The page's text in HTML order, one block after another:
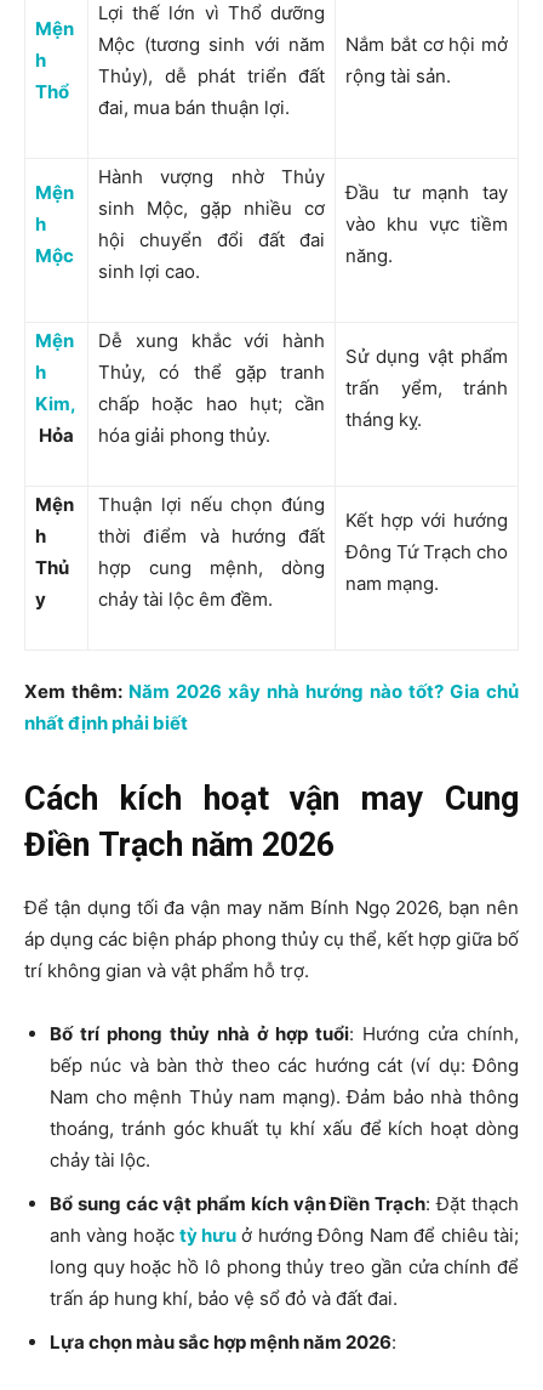
Mện
h
Thổ
Lợi thế lớn vì Thổ dưỡng
Mộc (tương sinh với năm
Thủy), dễ phát triển đất
đai, mua bán thuận lợi.
Nắm bắt cơ hội mở
rộng tài sản.
Mện
h
Mộc
Hành vượng nhờ Thủy
sinh Mộc, gặp nhiều cơ
hội chuyển đổi đất đai
sinh lợi cao.
Đầu tư mạnh tay
vào khu vực tiềm
năng.
Mện
h
Kim,
Hỏa
Dễ xung khắc với hành
Thủy, có thể gặp tranh
chấp hoặc hao hụt; cần
hóa giải phong thủy.
Sử dụng vật phẩm
trấn yểm, tránh
tháng kỵ.
Mện
h
Thủ
y
Thuận lợi nếu chọn đúng
thời điểm và hướng đất
hợp cung mệnh, dòng
chảy tài lộc êm đềm.
Kết hợp với hướng
Đông Tứ Trạch cho
nam mạng.
Xem thêm: Năm 2026 xây nhà hướng nào tốt? Gia chủ
nhất định phải biết
Cách kích hoạt vận may Cung
Điền Trạch năm 2026
Để tận dụng tối đa vận may năm Bính Ngọ 2026, bạn nên
áp dụng các biện pháp phong thủy cụ thể, kết hợp giữa bố
trí không gian và vật phẩm hỗ trợ.
Bố trí phong thủy nhà ở hợp tuổi: Hướng cửa chính,
bếp núc và bàn thờ theo các hướng cát (ví dụ: Đông
Nam cho mệnh Thủy nam mạng). Đảm bảo nhà thông
thoáng, tránh góc khuất tụ khí xấu để kích hoạt dòng
chảy tài lộc.
Bổ sung các vật phẩm kích vận Điền Trạch: Đặt thạch
anh vàng hoặc tỳ hưu ở hướng Đông Nam để chiêu tài;
long quy hoặc hồ lô phong thủy treo gần cửa chính để
trấn áp hung khí, bảo vệ sổ đỏ và đất đai.
Lựa chọn màu sắc hợp mệnh năm 2026: